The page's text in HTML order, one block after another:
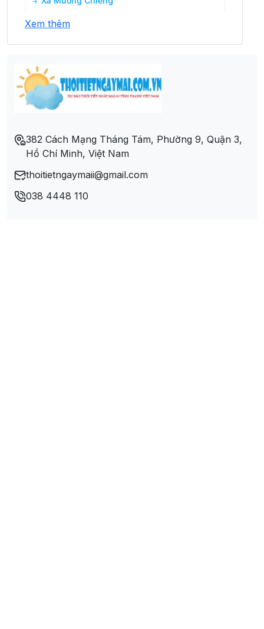
Xã Tiền Phong
Xã Trung Thành
Xã Tú Lý
Xem thêm
382 Cách Mạng Tháng Tám, Phường 9, Quận 3,
Hồ Chí Minh, Việt Nam
thoitietngaymaii@gmail.com
038 4448 110